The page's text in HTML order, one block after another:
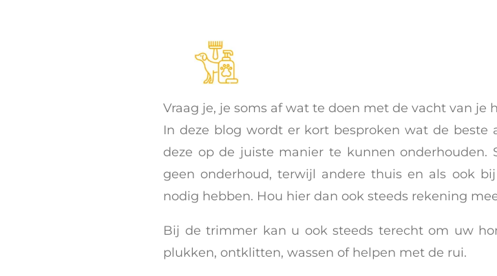
Vraag je, je soms af wat te doen met de vacht van je
In deze blog wordt er kort besproken wat de
deze op de juiste manier te kunnen onderhouden.
geen onderhoud, terwijl andere thuis en als ook
nodig hebben. Hou hier dan ook steeds rekening
Bij de trimmer kan u ook steeds terecht om uw
plukken, ontklitten, wassen of helpen met de rui.